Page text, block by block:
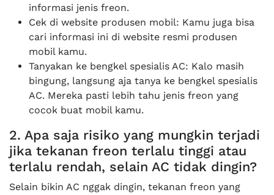
informasi jenis freon.
Cek di website produsen mobil: Kamu juga bisa
cari informasi ini di website resmi produsen
mobil kamu.
Tanyakan ke bengkel spesialis AC: Kalo masih
bingung, langsung aja tanya ke bengkel spesialis
AC. Mereka pasti lebih tahu jenis freon yang
cocok buat mobil kamu.
2. Apa saja risiko yang mungkin terjadi
jika tekanan freon terlalu tinggi atau
terlalu rendah, selain AC tidak dingin?
Selain bikin AC nggak dingin, tekanan freon yang